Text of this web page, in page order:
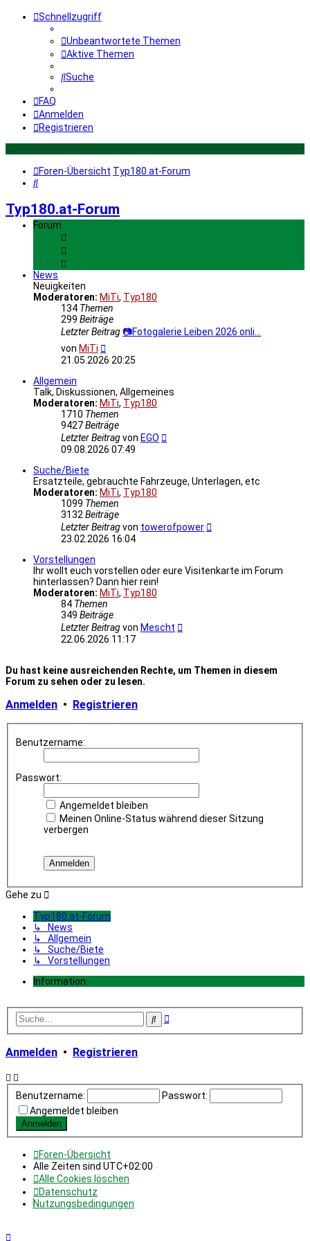
Schnellzugriff
Unbeantwortete Themen
Aktive Themen
Suche
FAQ
Anmelden
Registrieren
Foren-Übersicht Typ180.at-Forum
Suche
Typ180.at-Forum
Forum
News
Neuigkeiten
Moderatoren: MiTi, Typ180
134 Themen
299 Beiträge
Letzter Beitrag 📷Fotogalerie Leiben 2026 onli…
von MiTi
Beitrag
21.05.2026 20:25
Allgemein
Talk, Diskussionen, Allgemeines
Moderatoren: MiTi, Typ180
1710 Themen
9427Beiträge
Letzter Beitragvon EGO
09.08.2026 07:49
Suche/Biete
Ersatzteile, gebrauchte Fahrzeuge, Unterlagen, etc
Moderatoren: MiTi, Typ180
1099 Themen
3132 Beiträge
Letzter Beitragvon towerofpower
23.02.2026 16:04
Vorstellungen
Ihr wollt euch vorstellen oder eure Visitenkarte im Forum
hinterlassen? Dann hier rein!
Moderatoren: MiTi, Typ180
84 Themen
349 Beiträge
Letzter Beitragvon Mescht
22.06.2026 11:17
Du hast keine ausreichenden Rechte, um Themen in diesem
Forum zu sehen oder zu lesen.
Anmelden • Registrieren
Benutzername:
Passwort:
Angemeldet bleiben
Meinen Online-Status während dieser Sitzung
verbergen
Gehe zu
Typ180.at-Forum
↳ News
↳ Allgemein
↳ Suche/Biete
↳ Vorstellungen
Information
SucheErweiterte
Anmelden • Registrieren
Benutzername:
Passwort:
Angemeldet bleiben
Foren-Übersicht
Alle Zeiten sind UTC+02:00
Alle Cookies löschen
Datenschutz
Nutzungsbedingungen